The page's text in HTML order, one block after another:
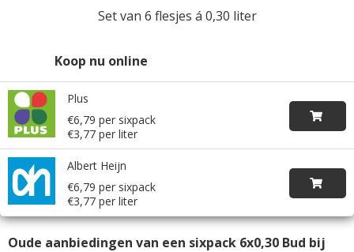
Set van 6 flesjes á 0,30 liter
Koop nu online
Plus
€6,79 per sixpack
€3,77 per liter
Albert Heijn
€6,79 per sixpack
€3,77 per liter
Oude aanbiedingen van een sixpack 6x0,30 Bud bij